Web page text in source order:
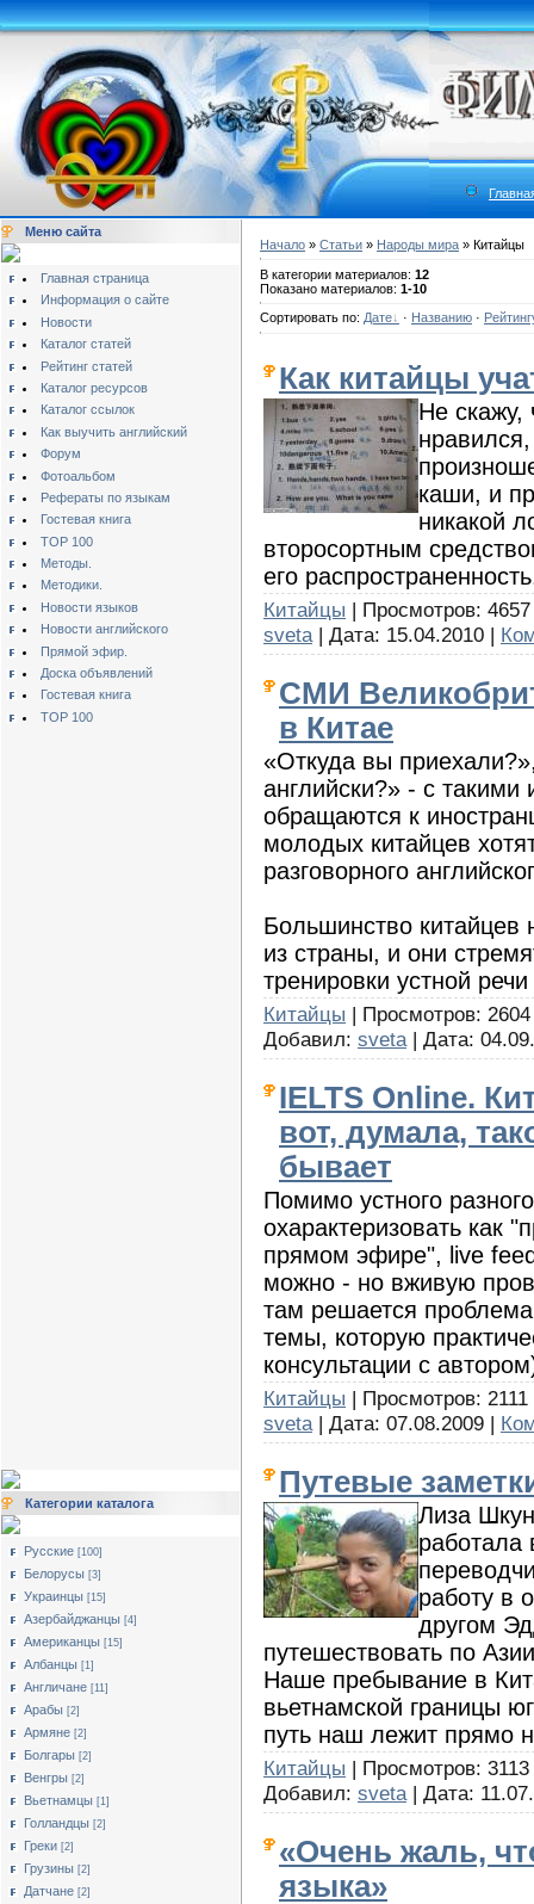
Меню сайта
Главная страница
Информация о сайте
Новости
Каталог статей
Рейтинг статей
Каталог ресурсов
Каталог ссылок
Как выучить английский
Форум
Фотоальбом
Рефераты по языкам
Гостевая книга
TOP 100
Методы.
Методики.
Новости языков
Новости английского
Прямой эфир.
Доска объявлений
Гостевая книга
TOP 100
Категории каталога
Русские [100]
Белорусы [3]
Украинцы [15]
Азербайджанцы [4]
Американцы [15]
Албанцы [1]
Англичане [11]
Арабы [2]
Армяне [2]
Болгары [2]
Венгры [2]
Вьетнамцы [1]
Голландцы [2]
Греки [2]
Грузины [2]
Датчане [2]
Начало » Статьи » Народы мира » Китайцы
В категории материалов: 12
Показано материалов: 1-10
Сортировать по: Дате · Названию ·
Как китайцы
Не скажу,
каши, и
никакой
второсортным
его
Китайцы | Просмотров:
sveta | Дата: 15.04.2010 |
СМИ
в Китае
«Откуда вы
английски?» - с
обращаются к
молодых китайцев
разговорного
Большинство китайцев
из страны, и они
тренировки устной
Китайцы | Просмотров:
Добавил: sveta | Дата:
IELTS Online.
вот, думала,
бывает
Помимо устного
охарактеризовать как
прямом эфире", live
можно - но вживую
там решается
темы, которую
консультации с
Китайцы | Просмотров:
sveta | Дата: 07.08.2009 |
Путевые
Лиза
работала
работу в
другом
путешествовать по
Наше пребывание в
вьетнамской границы
путь наш лежит прямо
Китайцы | Просмотров:
Добавил: sveta | Дата:
«Очень жаль,
языка»